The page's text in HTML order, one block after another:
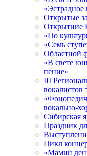
«Эстрадное
Открытые
Открытиие
«По
«Семь
Областной
«В свете
пение»
III
вокалистов
вокально-
Сибирская
Праздник
Цикл
«Мамин